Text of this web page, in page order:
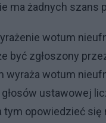
ma żadnych szans
wotum
być zgłoszony
wyraża wotum
ustawowej
tym opowiedzieć się